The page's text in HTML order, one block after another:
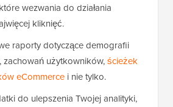
wezwania do działania
kliknięć.
raporty dotyczące demografii
użytkowników,ścieżek
eCommerce i nie tylko.
do ulepszenia Twojej analityki,